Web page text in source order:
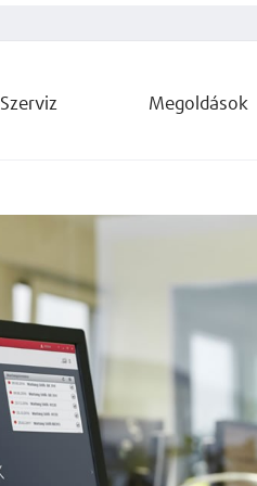
Szerviz Megoldások